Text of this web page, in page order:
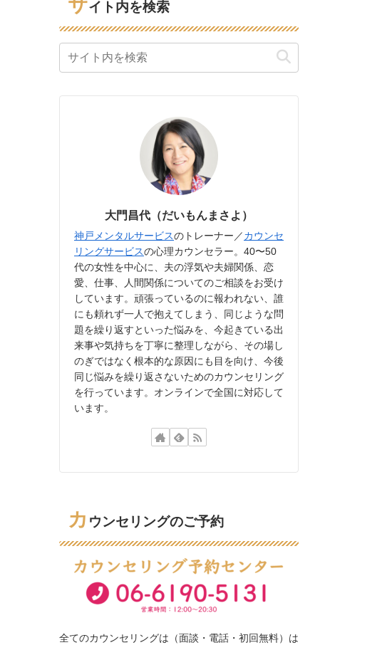
サイト内を検索
大門昌代（だいもんまさよ）
神戸メンタルサービスのトレーナー／ カウンセ
リングサービスの心理カウンセラー。40〜50
代の女性を中心に、夫の浮気や夫婦関係、恋
愛、仕事、人間関係についてのご相談をお受け
しています。頑張っているのに報われない、誰
にも頼れず一人で抱えてしまう、同じような問
題を繰り返すといった悩みを、今起きている出
来事や気持ちを丁寧に整理しながら、その場し
のぎではなく根本的な原因にも目を向け、今後
同じ悩みを繰り返さないためのカウンセリング
を行っています。オンラインで全国に対応して
います。
カ ウンセリングのご予約
全てのカウンセリングは（面談・電話・初回無料）は